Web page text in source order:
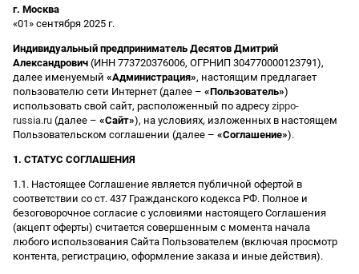
г. Москва
«01» сентября 2025 г.
Индивидуальный предприниматель Десятов Дмитрий
Александрович (ИНН 773720376006, ОГРНИП 304770000123791),
далее именуемый «Администрация», настоящим предлагает
пользователю сети Интернет (далее – «Пользователь»)
использовать свой сайт, расположенный по адресу zippo-
russia.ru (далее – «Сайт»), на условиях, изложенных в настоящем
Пользовательском соглашении (далее – «Соглашение»).
1. СТАТУС СОГЛАШЕНИЯ
1.1. Настоящее Соглашение является публичной офертой в
соответствии со ст. 437 Гражданского кодекса РФ. Полное и
безоговорочное согласие с условиями настоящего Соглашения
(акцепт оферты) считается совершенным с момента начала
любого использования Сайта Пользователем (включая просмотр
контента, регистрацию, оформление заказа и иные действия).